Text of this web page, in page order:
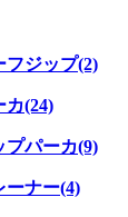
フジップ(2)
カ(24)
プパーカ(9)
ーナー(4)